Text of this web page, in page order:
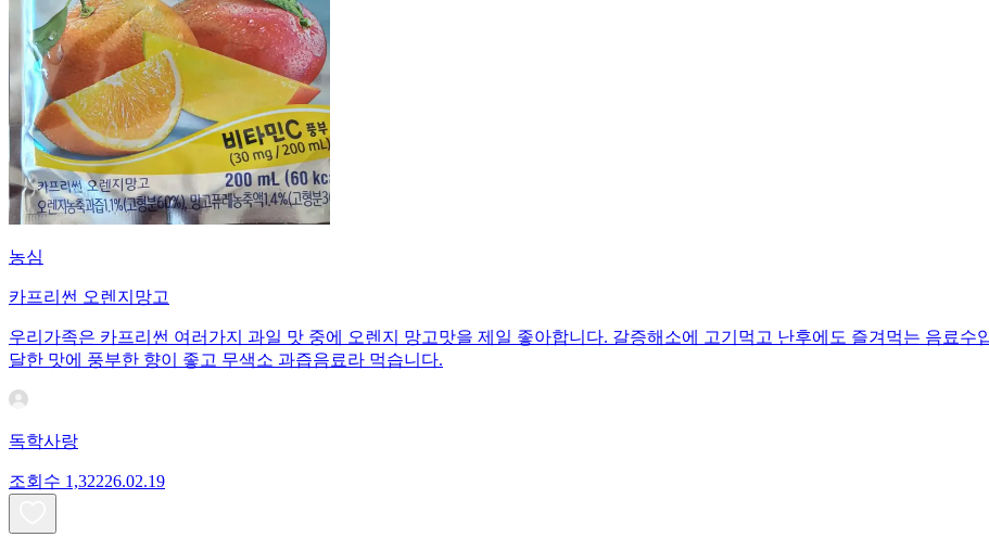
농심
카프리썬 오렌지망고
우리가족은 카프리썬 여러가지 과일 맛 중에 오렌지 망고맛을 제일 좋아합니다. 갈증해소에 고기먹고 난후에도 즐겨먹는 음료
달한 맛에 풍부한 향이 좋고 무색소 과즙음료라 먹습니다.
독학사랑
조회수 1,32226.02.19